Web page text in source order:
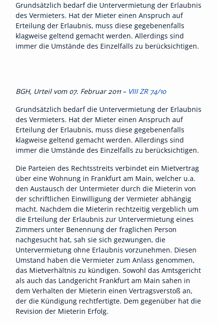
Grundsätzlich bedarf die Untervermietung der Erlaubnis
des Vermieters. Hat der Mieter einen Anspruch auf
Erteilung der Erlaubnis, muss diese gegebenenfalls
klagweise geltend gemacht werden. Allerdings sind
immer die Umstände des Einzelfalls zu berücksichtigen.
BGH, Urteil vom 07. Februar 2011 – VIII ZR 74/10
Grundsätzlich bedarf die Untervermietung der Erlaubnis
des Vermieters. Hat der Mieter einen Anspruch auf
Erteilung der Erlaubnis, muss diese gegebenenfalls
klagweise geltend gemacht werden. Allerdings sind
immer die Umstände des Einzelfalls zu berücksichtigen.
Die Parteien des Rechtsstreits verbindet ein Mietvertrag
über eine Wohnung in Frankfurt am Main, welcher u.a.
den Austausch der Untermieter durch die Mieterin von
der schriftlichen Einwilligung der Vermieter abhängig
macht. Nachdem die Mieterin rechtzeitig vergeblich um
die Erteilung der Erlaubnis zur Untervermietung eines
Zimmers unter Benennung der fraglichen Person
nachgesucht hat, sah sie sich gezwungen, die
Untervermietung ohne Erlaubnis vorzunehmen. Diesen
Umstand haben die Vermieter zum Anlass genommen,
das Mietverhältnis zu kündigen. Sowohl das Amtsgericht
als auch das Landgericht Frankfurt am Main sahen in
dem Verhalten der Mieterin einen Vertragsverstoß an,
der die Kündigung rechtfertigte. Dem gegenüber hat die
Revision der Mieterin Erfolg.